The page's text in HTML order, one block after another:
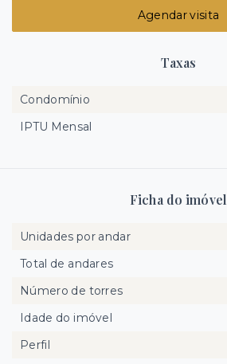
Agendar visita
Taxas
Condomínio
IPTU Mensal
Ficha do imóvel
Unidades por andar
Total de andares
Número de torres
Idade do imóvel
Perfil